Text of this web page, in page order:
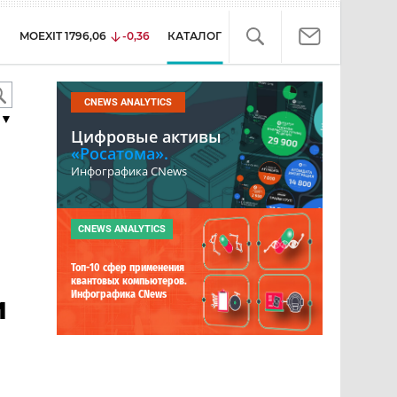
MOEXIT 1796,06 -0,36 КАТАЛОГ
▼
CNEWS ANALYTICS
Цифровые активы
«Росатома».
Инфографика CNews
CNEWS ANALYTICS
Топ-10 сфер применения
квантовых компьютеров.
Инфографика CNews